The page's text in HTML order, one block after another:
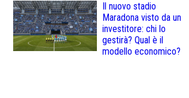
Il nuovo stadio
Maradona visto da un
investitore: chi lo
gestirà? Qual è il
modello economico?